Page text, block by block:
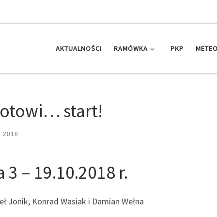
AKTUALNOŚCI RAMÓWKA PKP
start!
2018
3 – 19.10.2018 r.
Jonik, Konrad Wasiak i Damian Wełna